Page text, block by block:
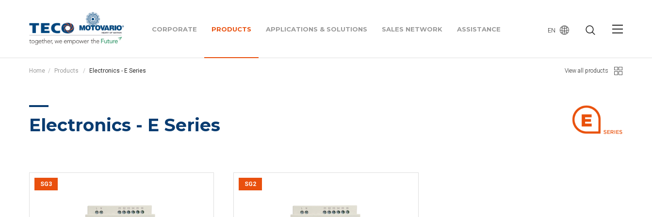
Motovario CORPORATE
Our subsidiaries around the world
Become a MAC - Motovario assembly
PRODUCTS
Planetary gear reducers - HPL series
Electric motors - M Series
Drives - D Series
APPLICATIONS & SOLUTIONS SALES NETWORK ASSISTANCE EN
Home Products Electronics - E Series View all products
Electronics - E Series
SG3 SG2